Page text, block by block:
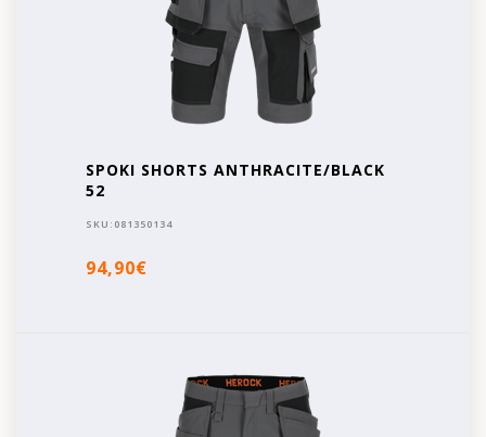
SPOKI SHORTS ANTHRACITE/BLACK
52
SKU: 081350134
94,90€